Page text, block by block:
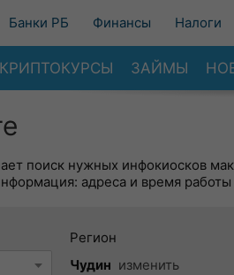
Банки РБ Финансы Налоги
КРИПТОКУРСЫ ЗАЙМЫ
поиск нужных инфокиосков
адреса и время
Регион
Чудин изменить